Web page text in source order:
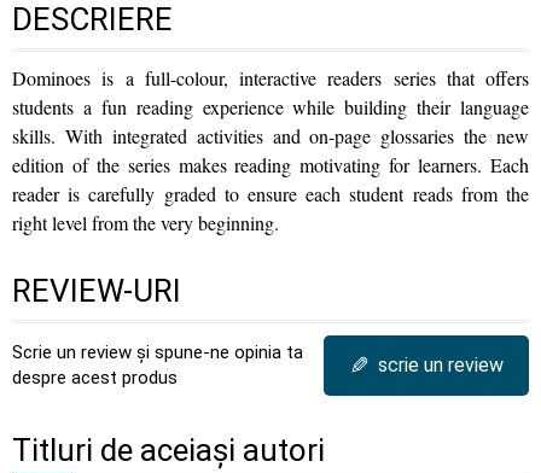
DESCRIERE
Dominoes is a full-colour, interactive readers series that offers
students a fun reading experience while building their language
skills. With integrated activities and on-page glossaries the new
edition of the series makes reading motivating for learners. Each
reader is carefully graded to ensure each student reads from the
right level from the very beginning.
REVIEW-URI
Scrie un review și spune-ne opinia ta
despre acest produs
✎ scrie un review
Titluri de aceiași autori